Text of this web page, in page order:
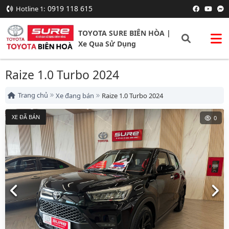
Hotline 1: 0919 118 615
TOYOTA SURE BIÊN HÒA |
Xe Qua Sử Dụng
Raize 1.0 Turbo 2024
Trang chủ Xe đang bán Raize 1.0 Turbo 2024
XE ĐÃ BÁN 0